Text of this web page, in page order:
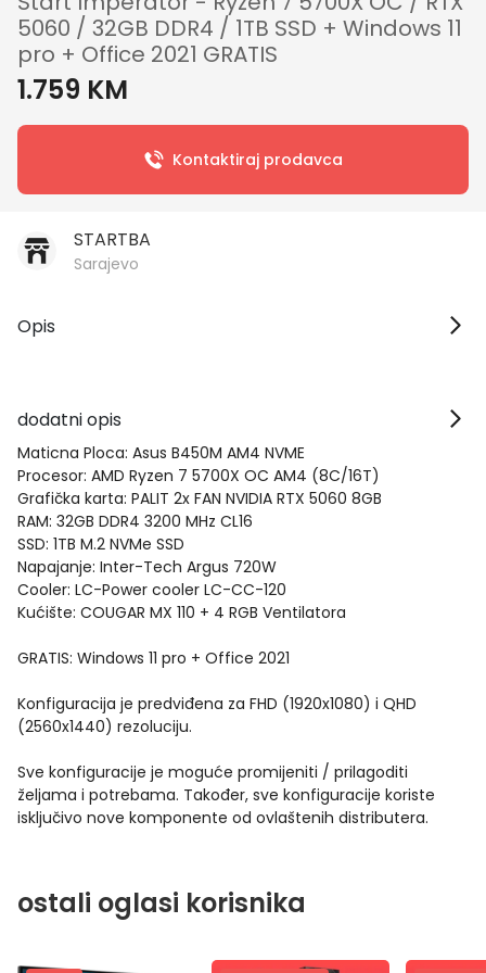
5060 / 32GB DDR4 / 1TB SSD + Windows 11
pro + Office 2021 GRATIS
1.759 KM
Kontaktiraj prodavca
STARTBA
Sarajevo
Opis
dodatni opis
Maticna Ploca: Asus B450M AM4 NVME
Procesor: AMD Ryzen 7 5700X OC AM4 (8C/16T)
Grafička karta: PALIT 2x FAN NVIDIA RTX 5060 8GB
RAM: 32GB DDR4 3200 MHz CL16
SSD: 1TB M.2 NVMe SSD
Napajanje: Inter-Tech Argus 720W
Cooler: LC-Power cooler LC-CC-120
Kućište: COUGAR MX 110 + 4 RGB Ventilatora
GRATIS: Windows 11 pro + Office 2021
Konfiguracija je predviđena za FHD (1920x1080) i QHD
(2560x1440) rezoluciju.
Sve konfiguracije je moguće promijeniti / prilagoditi
željama i potrebama. Također, sve konfiguracije koriste
isključivo nove komponente od ovlaštenih distributera.
ostali oglasi korisnika